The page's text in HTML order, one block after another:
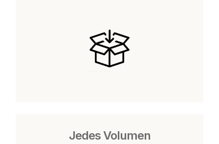
Jedes Volumen